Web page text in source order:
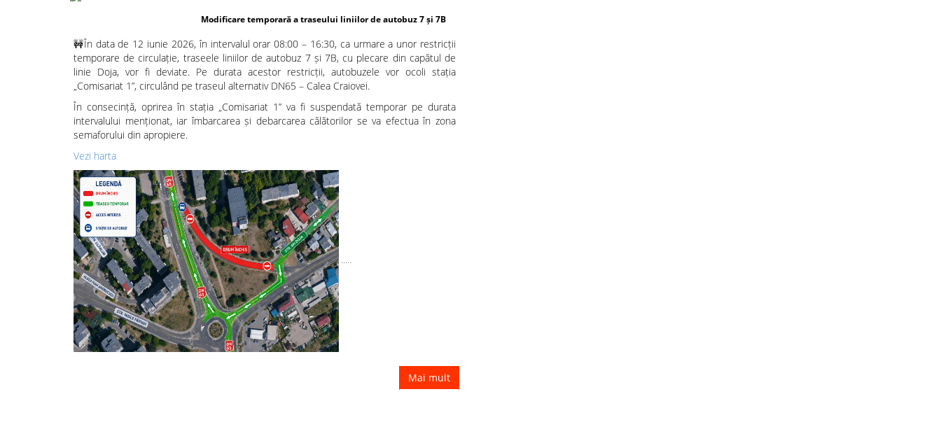
Modificare temporară a traseului liniilor de autobuz 7 și 7B
🚧În data de 12 iunie 2026, în intervalul orar 08:00 – 16:30, ca urmare a unor restricții
temporare de circulație, traseele liniilor de autobuz 7 și 7B, cu plecare din capătul de
linie Doja, vor fi deviate. Pe durata acestor restricții, autobuzele vor ocoli stația
„Comisariat 1”, circulând pe traseul alternativ DN65 – Calea Craiovei.
În consecință, oprirea în stația „Comisariat 1” va fi suspendată temporar pe durata
intervalului menționat, iar îmbarcarea și debarcarea călătorilor se va efectua în zona
semaforului din apropiere.
Vezi harta
.....
Mai mult